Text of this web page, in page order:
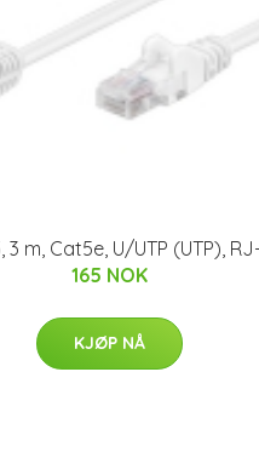
3 m, Cat5e, U/UTP (UTP),
165 NOK
KJØP NÅ